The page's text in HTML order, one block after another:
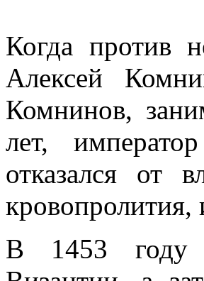
Когда против
Алексей
Комнинов,
лет,
отказался от
В 1453 году